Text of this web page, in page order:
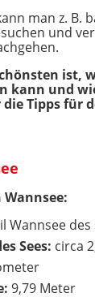
man z. B.
und
ist,
kann und
Tipps für
Wannsee
Sees: circa
9,79 Meter